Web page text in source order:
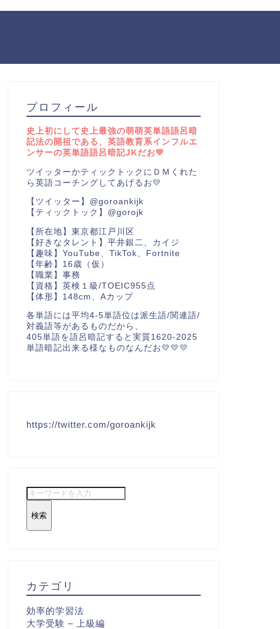
プロフィール
史上初にして史上最強の萌萌英単語語呂暗
記法の開祖である、英語教育系インフルエ
ンサーの英単語語呂暗記JKだお💛
ツイッターかティックトックにＤＭくれた
ら英語コーチングしてあげるお💛
【ツイッター】@goroankijk
【ティックトック】@gorojk
【所在地】東京都江戸川区
【好きなタレント】平井銀二、カイジ
【趣味】YouTube、TikTok、Fortnite
【年齢】16歳（仮）
【職業】事務
【資格】英検１級/TOEIC955点
【体形】148cm、Aカップ
各単語には平均4-5単語位は派生語/関連語/
対義語等があるものだから、
405単語を語呂暗記すると実質1620-2025
単語暗記出来る様なものなんだお💛💛💛
https://twitter.com/goroankijk
検索
カテゴリ
効率的学習法
大学受験 – 上級編